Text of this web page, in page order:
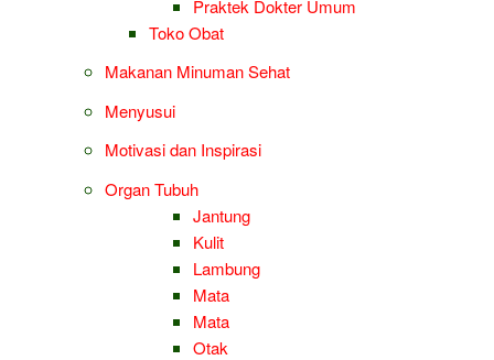
Praktek Dokter Umum
Toko Obat
Makanan Minuman Sehat
Menyusui
Motivasi dan Inspirasi
Organ Tubuh
Jantung
Kulit
Lambung
Mata
Mata
Otak